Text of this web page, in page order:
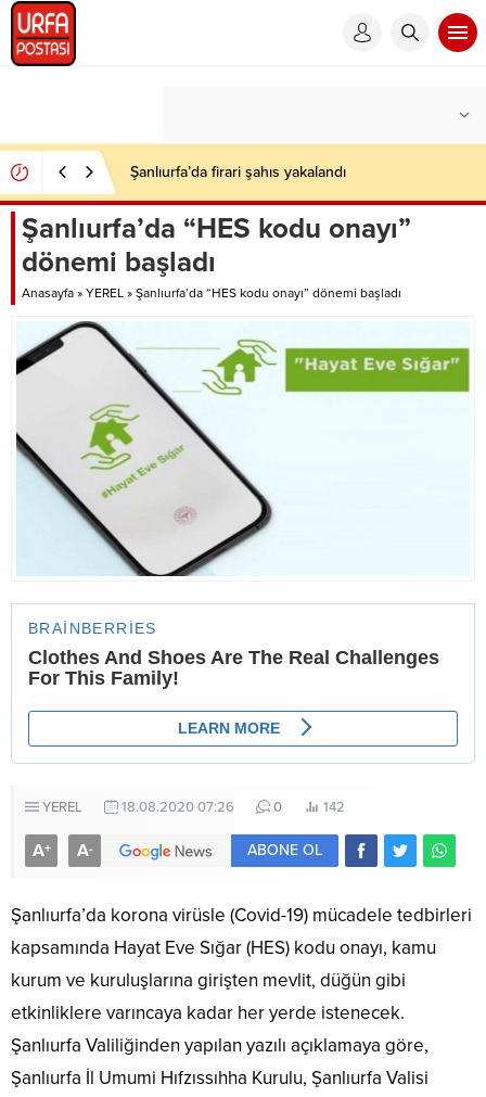
Şanlıurfa’da firari şahıs yakalandı
Şanlıurfa’da “HES kodu onayı”
dönemi başladı
Anasayfa » YEREL » Şanlıurfa’da “HES kodu onayı” dönemi başladı
YEREL 18.08.2020 07:26 0 142
A+ A- ABONE OL
Şanlıurfa’da korona virüsle (Covid-19) mücadele tedbirleri
kapsamında Hayat Eve Sığar (HES) kodu onayı, kamu
kurum ve kuruluşlarına girişten mevlit, düğün gibi
etkinliklere varıncaya kadar her yerde istenecek.
Şanlıurfa Valiliğinden yapılan yazılı açıklamaya göre,
Şanlıurfa İl Umumi Hıfzıssıhha Kurulu, Şanlıurfa Valisi